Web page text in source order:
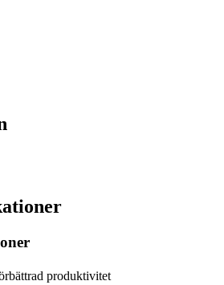
produktivitet